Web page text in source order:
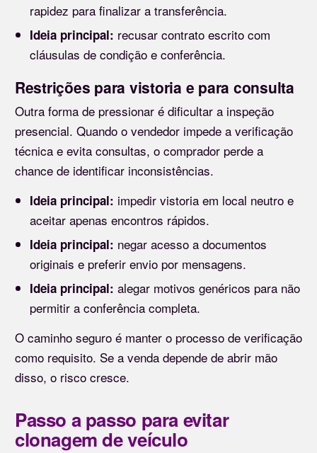
rapidez para finalizar a transferência.
Ideia principal: recusar contrato escrito com
cláusulas de condição e conferência.
Restrições para vistoria e para consulta
Outra forma de pressionar é dificultar a inspeção
presencial. Quando o vendedor impede a verificação
técnica e evita consultas, o comprador perde a
chance de identificar inconsistências.
Ideia principal: impedir vistoria em local neutro e
aceitar apenas encontros rápidos.
Ideia principal: negar acesso a documentos
originais e preferir envio por mensagens.
Ideia principal: alegar motivos genéricos para não
permitir a conferência completa.
O caminho seguro é manter o processo de verificação
como requisito. Se a venda depende de abrir mão
disso, o risco cresce.
Passo a passo para evitar
clonagem de veículo